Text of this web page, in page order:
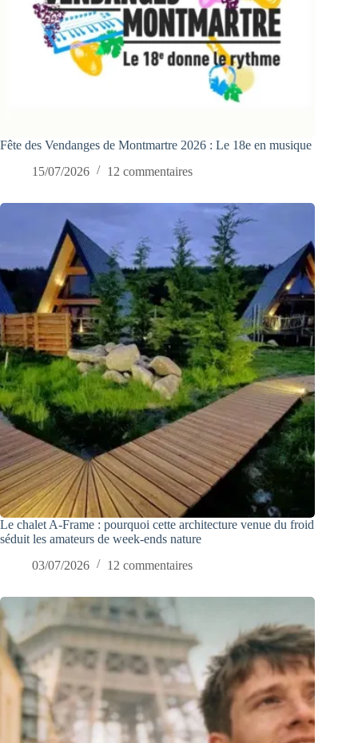
Fête des Vendanges de Montmartre 2026 : Le 18e en musique
15/07/2026
12 commentaires
Le chalet A-Frame : pourquoi cette architecture venue du froid
séduit les amateurs de week-ends nature
03/07/2026
12 commentaires